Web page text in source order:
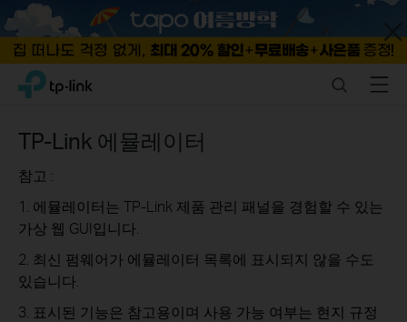
Click
the
navigation
TP-Link, Reliably Smart SearchMenu
TP-Link 에뮬레이터
참고 :
1. 에뮬레이터는 TP-Link 제품 관리 패널을 경험할 수 있는
가상 웹 GUI입니다.
2. 최신 펌웨어가 에뮬레이터 목록에 표시되지 않을 수도
있습니다.
3. 표시된 기능은 참고용이며 사용 가능 여부는 현지 규정